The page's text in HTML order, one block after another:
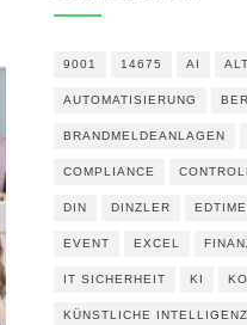
9001 14675 AI
AUTOMATISIERUNG
BRANDMELDEANLAGEN
COMPLIANCE
DIN DINZLER EDTIME
EVENT EXCEL
IT SICHERHEIT KI
KÜNSTLICHE INTELLIGENZ